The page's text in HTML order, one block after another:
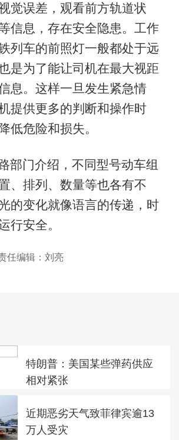
觉误差，观看前方轨道状
信息，存在安全隐患。工作
列车的前照灯一般都处于远
是为了能让司机在最大视距
息。这样一旦发生紧急情
提供更多的判断和操作时
低危险和损失。
部门介绍，不同型号动车组
、排列、数量等也各有不
的变化就像语言的传递，时
行安全。
任编辑：刘亮
特朗普：美国某些弹药供应
相对紧张
近期恶劣天气致菲律宾逾13
万人受灾